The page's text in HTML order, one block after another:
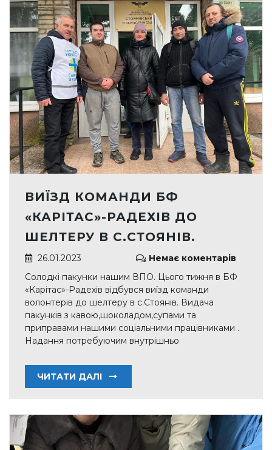
ВИЇЗД КОМАНДИ БФ
«КАРІТАС»-РАДЕХІВ ДО
ШЕЛТЕРУ В С.СТОЯНІВ.
26.01.2023
Немає коментарів
Солодкі пакунки нашим ВПО. Цього тижня в БФ
«Карітас»-Радехів відбувся виїзд команди
волонтерів до шелтеру в с.Стоянів. Видача
пакунків з кавою,шоколадом,супами та
приправами нашими соціальними працівниками .
Надання потребуючим внутрішньо
ЧИТАТИ ДАЛІ